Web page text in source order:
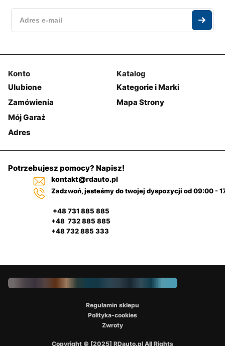
Konto
Ulubione
Zamówienia
Mój Garaż
Adres
Katalog
Kategorie i Marki
Mapa Strony
Potrzebujesz pomocy? Napisz!
kontakt@rdauto.pl
Zadzwoń, jesteśmy do twojej dyspozycji od 09:00 -
+48 731 885 885
+48 732 885 885
+48 732 885 333
Copyright © [2025] RDauto.pl All Rights
Regulamin sklepu
Polityka-cookies
Zwroty